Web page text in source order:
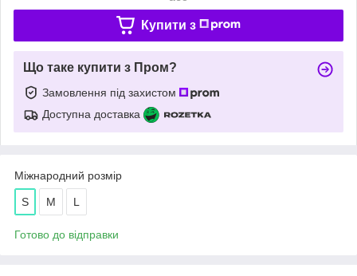
Купити з
Що таке купити з Пром?
Замовлення під захистом
Доступна доставка
Міжнародний розмір
S M L
Готово до відправки